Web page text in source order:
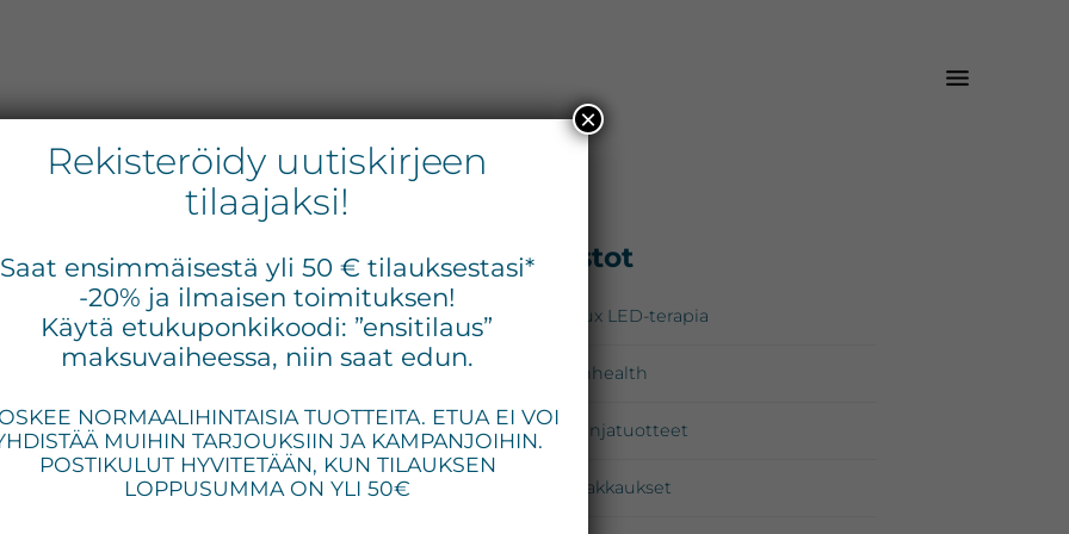
Ella Baché 90-
vuotta
lahjapakkaus, kaksi
tuotetta yhden
hinnalla!
Ensisijainen
sivupalkki
Osastot
Omnilux LED-terapia
Zo Skinhealth
Kampanjatuotteet
Lahjapakkaukset
Rekisteröidy uutiskirjeen
tilaajaksi!
Saat ensimmäisestä yli 50 € tilauksestasi*
-20% ja ilmaisen toimituksen!
Käytä etukuponkikoodi: ”ensitilaus”
maksuvaiheessa, niin saat edun.
NORMAALIHINTAISIA TUOTTEITA. ETUA EI VOI
MUIHIN TARJOUKSIIN JA KAMPANJOIHIN.
POSTIKULUT HYVITETÄÄN, KUN TILAUKSEN
LOPPUSUMMA ON YLI 50€
×